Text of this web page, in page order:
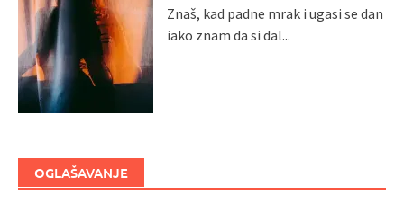
Znaš, kad padne mrak i ugasi se dan
iako znam da si dal...
OGLAŠAVANJE